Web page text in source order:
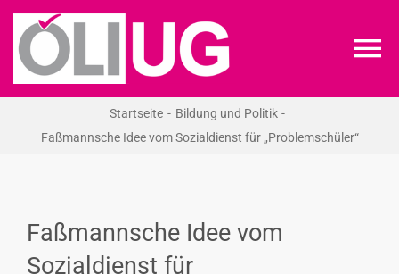
Zum
Inhalt
springen
NEWS
Startseite
Bildung und Politik
Faßmannsche Idee vom Sozialdienst für „Problemschüler“
Faßmannsche Idee vom
Sozialdienst für